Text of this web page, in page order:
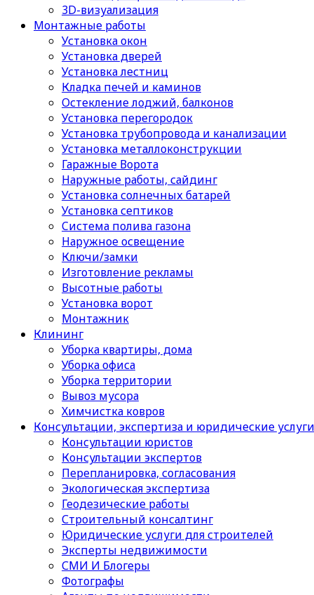
3D-визуализация
Монтажные работы
Установка окон
Установка дверей
Установка лестниц
Кладка печей и каминов
Остекление лоджий, балконов
Установка перегородок
Установка трубопровода и канализации
Установка металлоконструкции
Гаражные Ворота
Наружные работы, сайдинг
Установка солнечных батарей
Установка септиков
Cистема полива газона
Наружное освещение
Ключи/замки
Изготовление рекламы
Высотные работы
Установка ворот
Монтажник
Клининг
Уборка квартиры, дома
Уборка офиса
Уборка территории
Вывоз мусора
Химчистка ковров
Консультации, экспертиза и юридические услуги
Консультации юристов
Консультации экспертов
Перепланировка, согласования
Экологическая экспертиза
Геодезические работы
Строительный консалтинг
Юридические услуги для строителей
Эксперты недвижимости
СМИ И Блогеры
Фотографы